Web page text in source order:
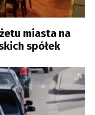
miasta na
spółek